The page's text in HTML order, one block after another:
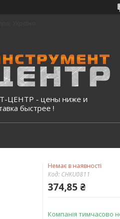
ЦЕНТР - цены ниже и
быстрее !
Немає в наявності
Код: CHKU0811
374,85 ₴
Компанія тимчасово